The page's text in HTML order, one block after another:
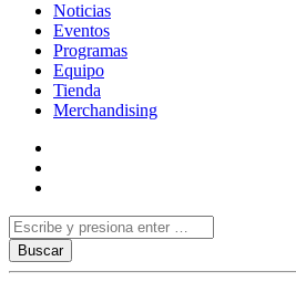
Noticias
Eventos
Programas
Equipo
Tienda
Merchandising